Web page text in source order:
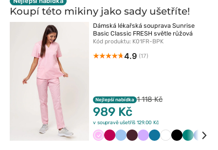
Koupí této mikiny jako sady ušetříte!
Dámská lékařská souprava Sunrise
Basic Classic FRESH světle růžová
Kód produktu: K01FR-BPK
4.9 (17)
Nejlepší nabídka 1 118 Kč
989 Kč
v soupravě ušetříš 129.00 Kč
RóżowyŚliwkowy
NiebieskiBurgundowy
Lawendowy
Karaibski
BiałyCzarnyZielony